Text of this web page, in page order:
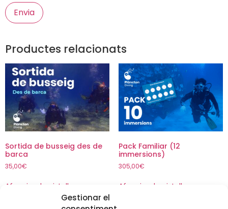
Gestionar el
Productes relacionats
Sortida de busseig des de
barca
35,00€
Afegeix a la cistella
Pack Familiar (12
immersions)
305,00€
Afegeix a la cistella